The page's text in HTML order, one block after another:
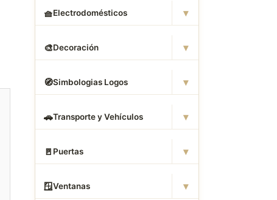
🧺Electrodomésticos ▾
🎨Decoración ▾
🧭Simbologias Logos ▾
🚗Transporte y Vehículos ▾
🚪 Puertas ▾
🪟Ventanas ▾